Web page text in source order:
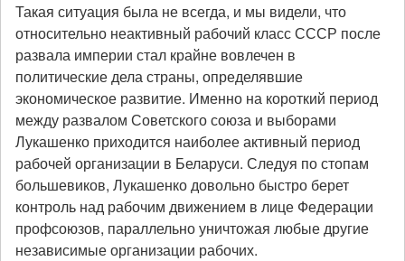
Такая ситуация была не всегда, и мы видели, что
относительно неактивный рабочий класс СССР после
развала империи стал крайне вовлечен в
политические дела страны, определявшие
экономическое развитие. Именно на короткий период
между развалом Советского союза и выборами
Лукашенко приходится наиболее активный период
рабочей организации в Беларуси. Следуя по стопам
большевиков, Лукашенко довольно быстро берет
контроль над рабочим движением в лице Федерации
профсоюзов, параллельно уничтожая любые другие
независимые организации рабочих.